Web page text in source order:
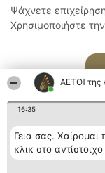
ΑΕΤΟΊ της
16:35
Γεια σας.
κλικ στο
Ψάχνετε
Χρησιμοποιήστε